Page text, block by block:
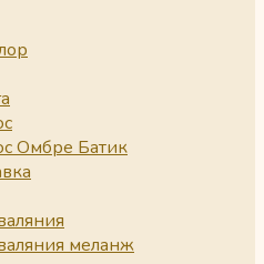
Омбре Батик
меланж